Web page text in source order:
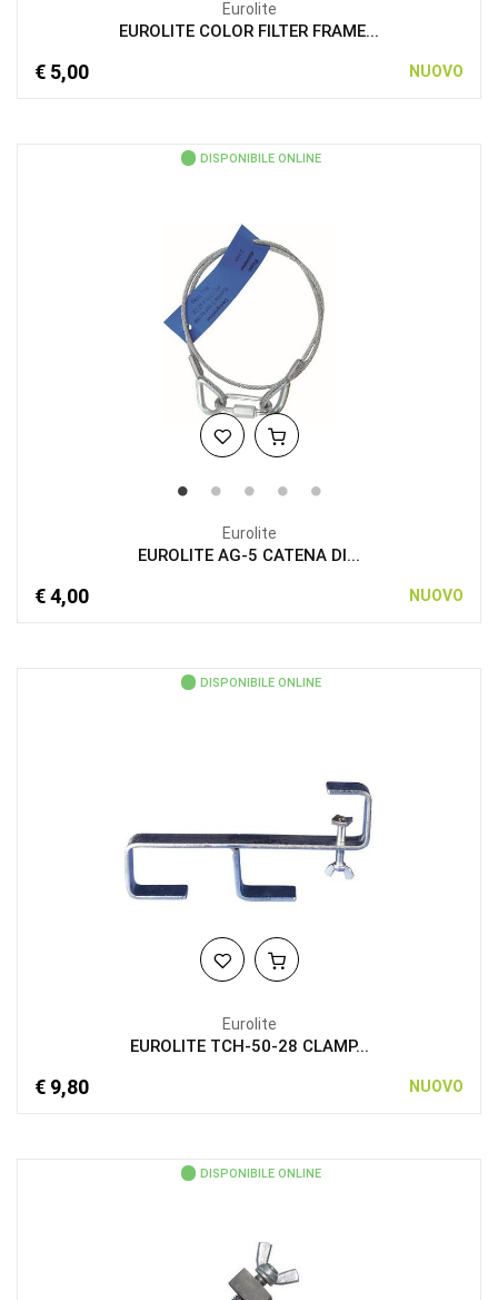
Eurolite
EUROLITE COLOR FILTER FRAME...
€ 5,00 NUOVO
DISPONIBILE ONLINE
Eurolite
EUROLITE AG-5 CATENA DI...
€ 4,00 NUOVO
DISPONIBILE ONLINE
Eurolite
EUROLITE TCH-50-28 CLAMP...
€ 9,80 NUOVO
DISPONIBILE ONLINE